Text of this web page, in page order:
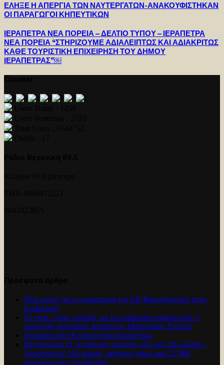
ΕΛΗΞΕ Η ΑΠΕΡΓΙΑ ΤΩΝ ΝΑΥΤΕΡΓΑΤΩΝ-ΑΝΑΚΟΥΦΙΣΤΗΚΑΝ
ΟΙ ΠΑΡΑΓΩΓΟΙ ΚΗΠΕΥΤΙΚΩΝ
ΙΕΡΑΠΕΤΡΑ ΝΕΑ ΠΟΡΕΙΑ – ΔΕΛΤΙΟ ΤΥΠΟΥ – ΙΕΡΑΠΕΤΡΑ
ΝΕΑ ΠΟΡΕΙΑ “ΣΤΗΡΙΖΟΥΜΕ ΑΔΙΑΛΕΙΠΤΩΣ ΚΑΙ ΑΔΙΑΚΡΙΤΩΣ
ΚΑΘΕ ΤΟΥΡΙΣΤΙΚΗ ΕΠΙΧΕΙΡΗΣΗ ΤΟΥ ΔΗΜΟΥ
ΙΕΡΑΠΕΤΡΑΣ”￼
Νέα εποχή για το καταστημα της ΑΒ Βασιλόπουλος στην
Ιεράπετρα!
61 εκατ. ευρώ στήριξη για τα λιπάσματα ανακοίνωσε ο
υπουργός Αγροτικής Ανάπτυξης Μαργαρίτης Σχοινάς
Πυρκαγια στο Κουτσουναρι Ιεραπετρας.
Βενεζουέλα: Ο χειρότερος σεισμός εδώ και 126 χρόνια –
Τουλάχιστον 164 νεκροί, ψάχνουν πάνω από 21.000
αγνοούμενους (pics&vids)